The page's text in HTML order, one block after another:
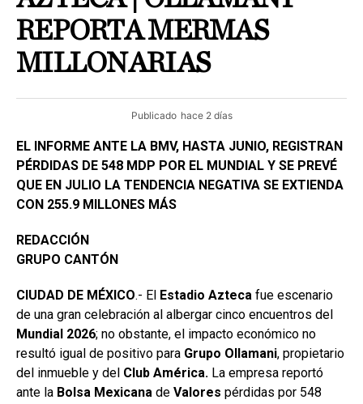
REPORTA MERMAS
MILLONARIAS
Publicado hace 2 días
EL INFORME ANTE LA BMV, HASTA JUNIO, REGISTRAN
PÉRDIDAS DE 548 MDP POR EL MUNDIAL Y SE PREVÉ
QUE EN JULIO LA TENDENCIA NEGATIVA SE EXTIENDA
CON 255.9 MILLONES MÁS
REDACCIÓN
GRUPO CANTÓN
CIUDAD DE MÉXICO.- El Estadio Azteca fue escenario
de una gran celebración al albergar cinco encuentros del
Mundial 2026; no obstante, el impacto económico no
resultó igual de positivo para Grupo Ollamani, propietario
del inmueble y del Club América. La empresa reportó
ante la Bolsa Mexicana de Valores pérdidas por 548